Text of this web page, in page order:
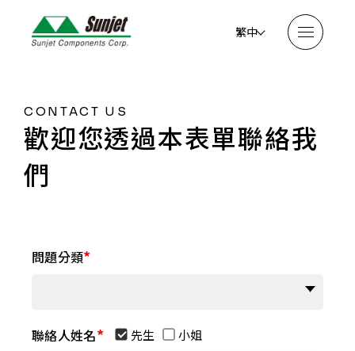
繁中
CONTACT US
歡迎您透過本表單聯絡我
們
問題分類
聯絡人姓名 先生 小姐